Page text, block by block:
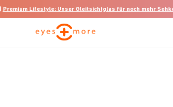
Premium Lifestyle: Unser Gleitsichtglas für noch mehr